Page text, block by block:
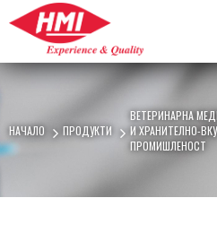
НАЧАЛО ПРОДУКТИ
ВЕТЕРИНАРНА
И ХРАНИТЕЛНО-
ПРОМИШЛЕНОСТ